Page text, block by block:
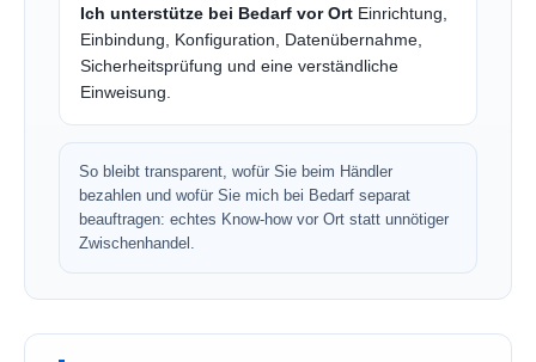
Ich unterstütze bei Bedarf vor Ort Einrichtung,
Einbindung, Konfiguration, Datenübernahme,
Sicherheitsprüfung und eine verständliche
Einweisung.
So bleibt transparent, wofür Sie beim Händler
bezahlen und wofür Sie mich bei Bedarf separat
beauftragen: echtes Know-how vor Ort statt unnötiger
Zwischenhandel.